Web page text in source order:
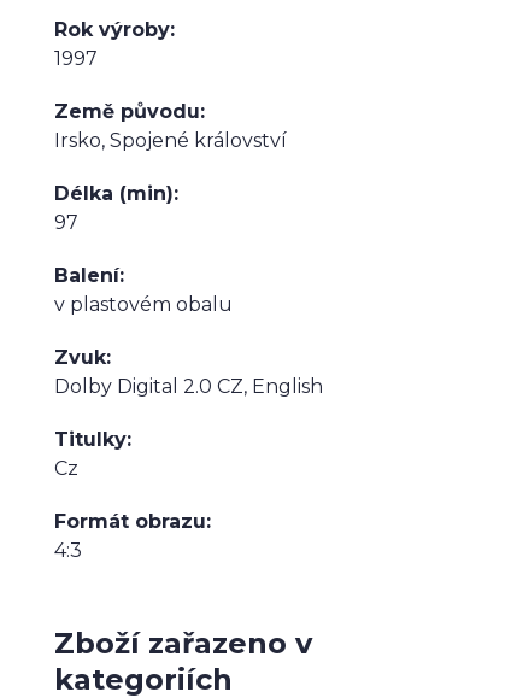
Rok výroby
1997
Země původu
Irsko, Spojené království
Délka (min)
97
Balení
v plastovém obalu
Zvuk
Dolby Digital 2.0 CZ, English
Titulky
Cz
Formát obrazu
4:3
Zboží zařazeno v
kategoriích